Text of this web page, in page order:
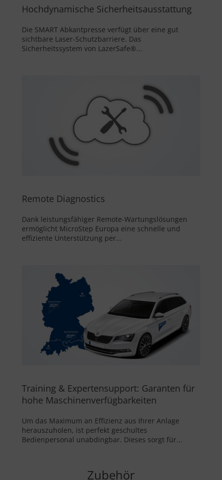
Hochdynamische Sicherheitsausstattung
Die SMART Abkantpresse verfügt über eine gut
sichtbare Laser-Schutzbarriere. Das
Sicherheitssystem von LazerSafe®...
Remote Diagnostics
Dank leistungsfähiger Remote-Wartungslösungen
ermöglicht MicroStep Europa eine schnelle und
effiziente Unterstützung per...
Training & Expertensupport: Garanten für
hohe Maschinenverfügbarkeiten
Um das Maximum an Effizienz aus Ihrer Anlage
herauszuholen, ist perfekt geschultes
Bedienpersonal unabdingbar. Dieses sorgt für...
Zubehör